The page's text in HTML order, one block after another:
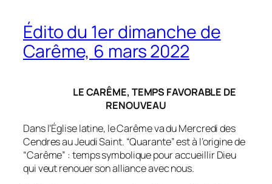
Édito du 1er dimanche de
Carême, 6 mars 2022
LE CARÊME, TEMPS FAVORABLE DE
RENOUVEAU
Dans l’Église latine, le Carême va du Mercredi des
Cendres au Jeudi Saint. “Quarante” est à l’origine de
“Carême” : temps symbolique pour accueillir Dieu
qui veut renouer son alliance avec nous.